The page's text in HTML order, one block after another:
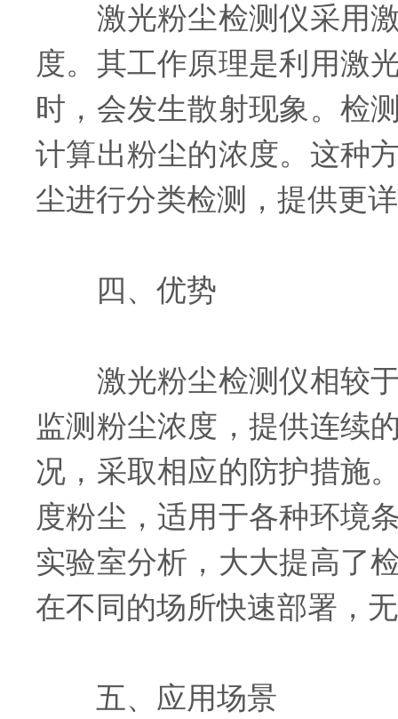
激光粉尘检测仪采用激
度。其工作原理是利用激
时，会发生散射现象。检
计算出粉尘的浓度。这种
尘进行分类检测，提供更
四、优势
激光粉尘检测仪相较于
监测粉尘浓度，提供连续
况，采取相应的防护措施
度粉尘，适用于各种环境
实验室分析，大大提高了
在不同的场所快速部署，
五、应用场景